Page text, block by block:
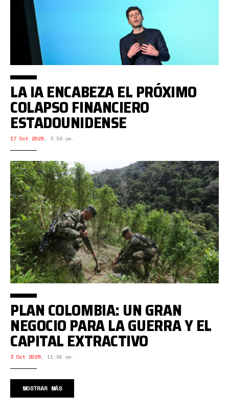
LA IA ENCABEZA EL PRÓXIMO
COLAPSO FINANCIERO
ESTADOUNIDENSE
17 Oct 2025, 3:59 pm.
PLAN COLOMBIA: UN GRAN
NEGOCIO PARA LA GUERRA Y EL
CAPITAL EXTRACTIVO
3 Oct 2025, 11:54 am.
MOSTRAR MÁS